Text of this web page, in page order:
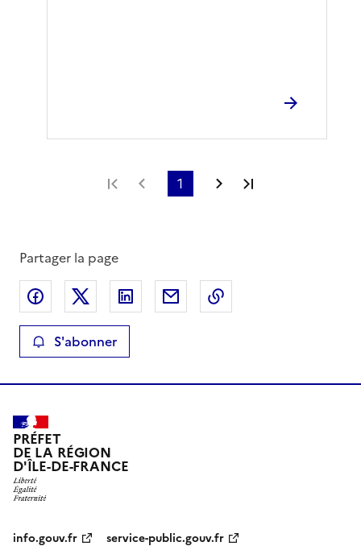
Première page
Page précédente
1 Page suivante
Partager la page
Partager sur Facebook
Partager sur XPartager sur LinkedIn
Partager par email
S'abonner
PRÉFET
DE LA RÉGION
D'ÎLE-DE-FRANCE
info.gouv.fr service-public.gouv.fr